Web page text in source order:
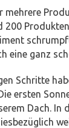
mehrere
200
eine ganz
Schritte
ersten
Dach. In